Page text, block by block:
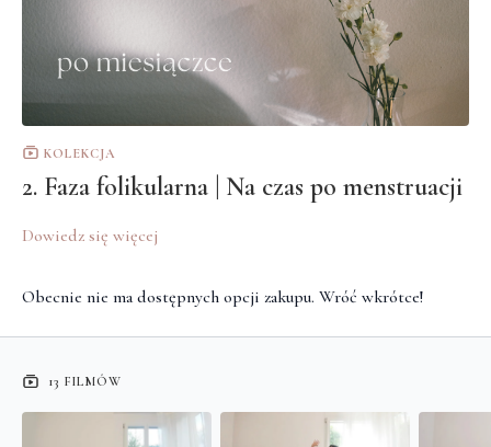
KOLEKCJA
2. Faza folikularna | Na czas po menstruacji
Dowiedz się więcej
Obecnie nie ma dostępnych opcji zakupu. Wróć wkrótce!
13 FILMÓW